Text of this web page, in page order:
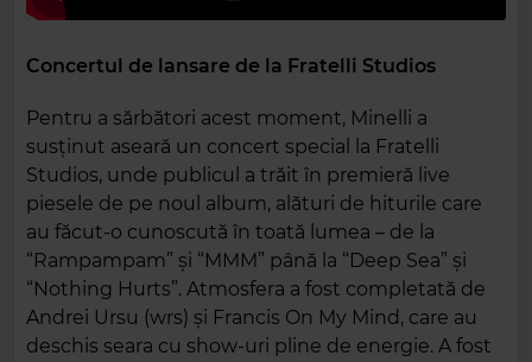
Concertul de lansare de la Fratelli Studios
Pentru a sărbători acest moment, Minelli a
susținut aseară un concert special la Fratelli
Studios, unde publicul a trăit în premieră live
piesele de pe noul album, alături de hiturile care
au făcut-o cunoscută în toată lumea – de la
“Rampampam” și “MMM” până la “Deep Sea” și
“Nothing Hurts”. Atmosfera a fost completată de
Andrei Ursu (wrs) și Francis On My Mind, care au
deschis seara cu show-uri pline de energie. A fost